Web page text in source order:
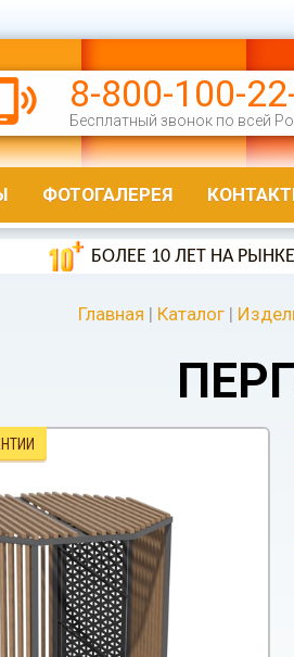
8-800-100-
Бесплатный звонок по всей
ФОТОГАЛЕРЕЯ
БОЛЕЕ 10 ЛЕТ НА РЫНКЕ
Главная | Каталог |